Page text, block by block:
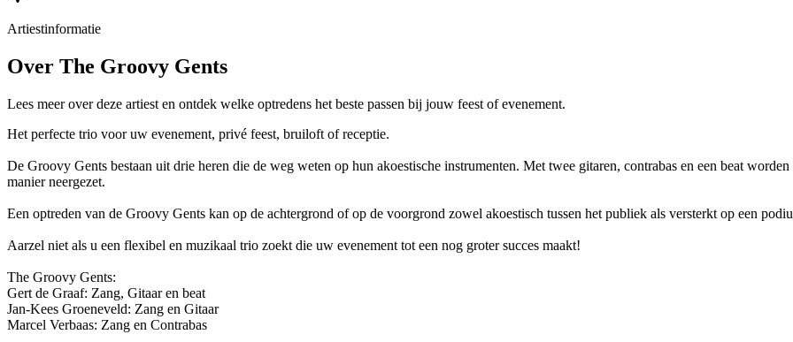
Artiestinformatie
Over The Groovy Gents
Lees meer over deze artiest en ontdek welke optredens het beste passen bij jouw feest of evenement.
Het perfecte trio voor uw evenement, privé feest, bruiloft of receptie.
De Groovy Gents bestaan uit drie heren die de weg weten op hun akoestische instrumenten. Met twee gitaren, contrabas en een beat
manier neergezet.
Een optreden van de Groovy Gents kan op de achtergrond of op de voorgrond zowel akoestisch tussen het publiek als versterkt op een
Aarzel niet als u een flexibel en muzikaal trio zoekt die uw evenement tot een nog groter succes maakt!
The Groovy Gents:
Gert de Graaf: Zang, Gitaar en beat
Jan-Kees Groeneveld: Zang en Gitaar
Marcel Verbaas: Zang en Contrabas